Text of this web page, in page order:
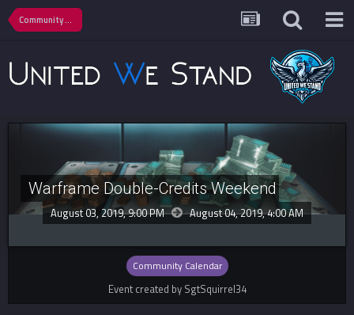
Community Calendar
Warframe Double-Credits Weekend
August 03, 2019, 9:00 PM August 04, 2019,4:00 AM
Community Calendar
Event created by SgtSquirrel34